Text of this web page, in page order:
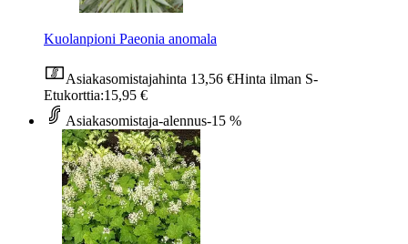
Kuolanpioni Paeonia anomala
Asiakasomistajahinta 13,56 €Hinta ilman S-
Etukorttia:15,95 €
Asiakasomistaja-alennus-15 %